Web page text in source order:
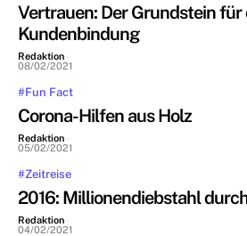
Vertrauen: Der Grundstein für
Kundenbindung
Redaktion -
08/02/2021
#Fun Fact
Corona-Hilfen aus Holz
Redaktion -
05/02/2021
#Zeitreise
2016: Millionendiebstahl
Redaktion -
04/02/2021